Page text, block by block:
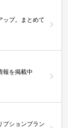
ップ。まとめて
報を掲載中
プションプラン